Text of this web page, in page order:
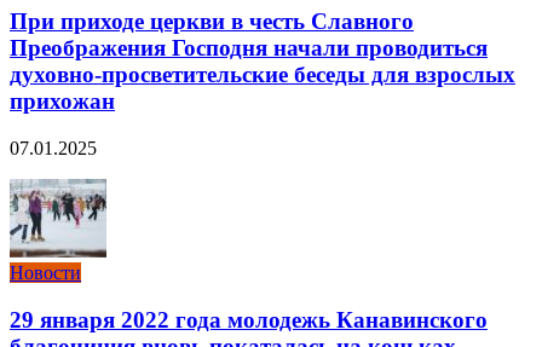
При приходе церкви в честь Славного
Преображения Господня начали проводиться
духовно-просветительские беседы для взрослых
прихожан
07.01.2025
Новости
29 января 2022 года молодежь Канавинского